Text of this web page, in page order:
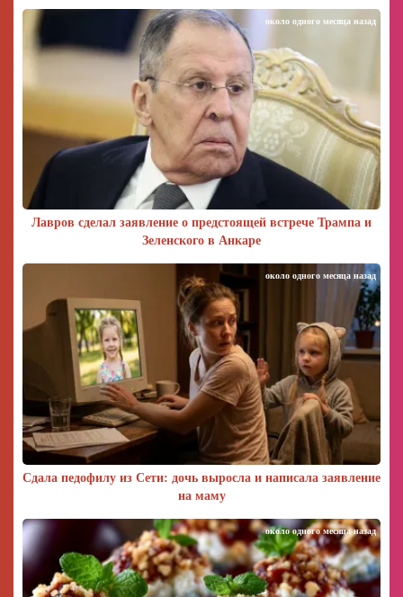
Лавров сделал заявление о предстоящей встрече Трампа и
Зеленского в Анкаре
около одного месяца назад
Сдала педофилу из Сети: дочь выросла и написала заявление
на маму
около одного месяца назад
около одного месяца назад